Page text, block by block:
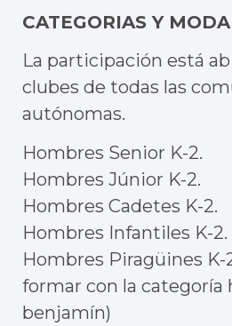
CATEGORIAS Y
La participación está
clubes de todas las
autónomas.
Hombres Senior K-2.
Hombres Júnior K-2.
Hombres Cadetes K-2.
Hombres Infantiles K-2.
Hombres Piragüines
formar con la categoría
benjamín)